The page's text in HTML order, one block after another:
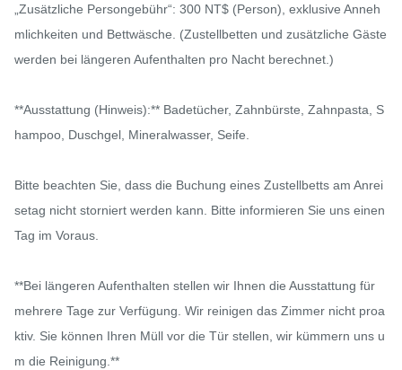
„Zusätzliche Persongebühr“: 300 NT$ (Person), exklusive Anneh
mlichkeiten und Bettwäsche. (Zustellbetten und zusätzliche Gäste
werden bei längeren Aufenthalten pro Nacht berechnet.)
**Ausstattung (Hinweis):** Badetücher, Zahnbürste, Zahnpasta, S
hampoo, Duschgel, Mineralwasser, Seife.
Bitte beachten Sie, dass die Buchung eines Zustellbetts am Anrei
setag nicht storniert werden kann. Bitte informieren Sie uns einen
Tag im Voraus.
**Bei längeren Aufenthalten stellen wir Ihnen die Ausstattung für
mehrere Tage zur Verfügung. Wir reinigen das Zimmer nicht proa
ktiv. Sie können Ihren Müll vor die Tür stellen, wir kümmern uns u
m die Reinigung.**